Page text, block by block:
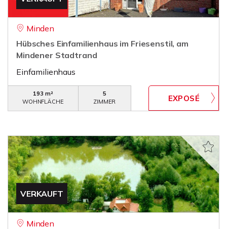
Minden
Hübsches Einfamilienhaus im Friesenstil, am
Mindener Stadtrand
Einfamilienhaus
193 m²
WOHNFLÄCHE
5
ZIMMER
VERKAUFT
Minden